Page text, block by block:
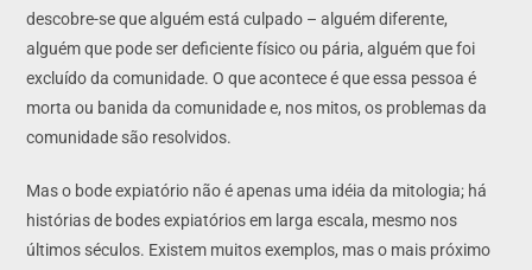
descobre-se que alguém está culpado – alguém diferente,
alguém que pode ser deficiente físico ou pária, alguém que foi
excluído da comunidade. O que acontece é que essa pessoa é
morta ou banida da comunidade e, nos mitos, os problemas da
comunidade são resolvidos.
Mas o bode expiatório não é apenas uma idéia da mitologia; há
histórias de bodes expiatórios em larga escala, mesmo nos
últimos séculos. Existem muitos exemplos, mas o mais próximo